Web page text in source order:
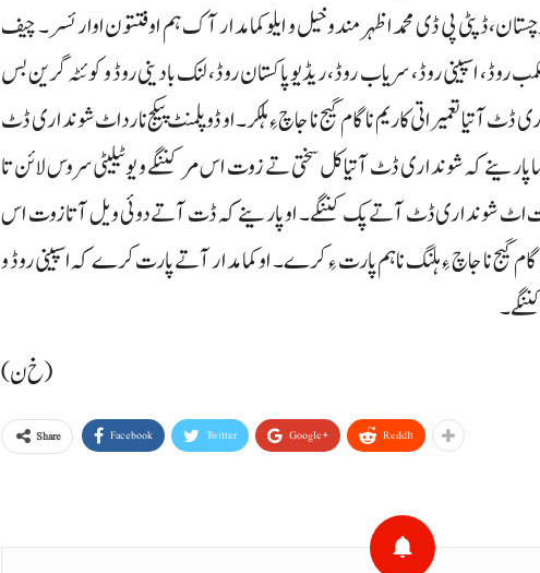
ڈپٹی پی ڈی محمد اظہر مندوخیل و ایلو کمامدار آک ہم اوفتتون اوار ئسر۔ چیف
روڈ، اسپینی روڈ، سریاب روڈ، ریڈیو پاکستان روڈ، لنک بادینی روڈ و کوئٹہ گرین بس
تعمیراتی کاریم نا گام گیج نا جاچ ءِ ہلکر۔ او ڈوپلمنٹ پیکج نا رداٹ شونداری ڈٹ
پارینے کہ شونداری ڈٹ آتیا کل سختی تے زوت اس مر کننگے و یوٹیلیٹی سروس لائن تا
اٹ شونداری ڈٹ آتے پک کننگے۔ او پارینے کہ ڈت آتے دوئی ویل آتا زوت اس
گیج نا جاچ ءِ ہلنگ نا ہم پارت ءِ کرے۔ او کمامدار آتے پارت کرے کہ اسپینی روڈ و
(خ ن)
Share Facebook Twitter Google+ ReddIt